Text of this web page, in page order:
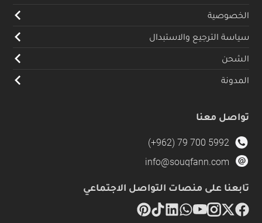
الخصوصية
سياسة الترجيع والاستبدال
الشحن
المدونة
تواصل معنا
(+962) 79 700 5992
info@souqfann.com
تابعنا على منصات التواصل الاجتماعي